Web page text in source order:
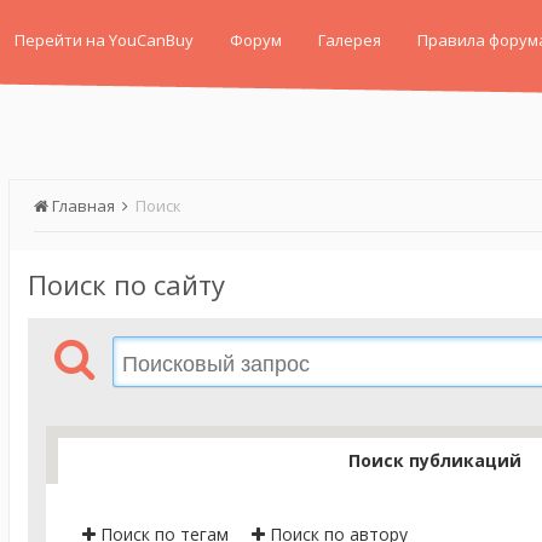
Перейти на YouCanBuy Форум Галерея Правила
Главная Поиск
Поиск по сайту
Поиск публикаций
Поиск по тегам Поиск по автору